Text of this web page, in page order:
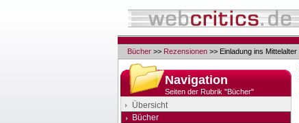
Bücher >> Rezensionen >> Einladung ins Mittelalter
Navigation
Seiten der Rubrik "Bücher"
Übersicht
Bücher